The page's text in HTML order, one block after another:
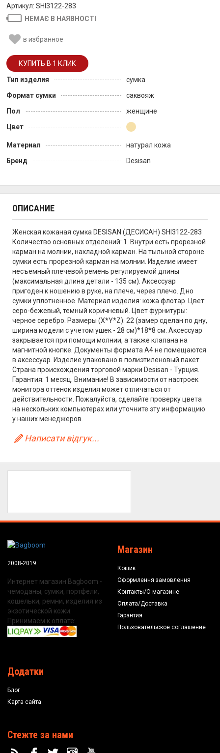
Артикул: SHI3122-283
НЕМАЄ В НАЯВНОСТІ
в избранное
Тип изделия
сумка
Формат сумки
саквояж
Пол
женщине
Цвет
Материал
натурал кожа
Бренд
Desisan
ОПИСАНИЕ
Женская кожаная сумка DESISAN (ДЕСИСАН) SHI3122-283
Количество основных отделений: 1. Внутри есть прорезной
карман на молнии, накладной карман. На тыльной стороне
сумки есть прорезной карман на молнии. Изделие имеет
несъемный плечевой ремень регулируемой длины
(максимальная длина детали - 135 см). Аксессуар
пригоден к ношению в руке, на плече, через плечо. Дно
сумки уплотненное. Материал изделия: кожа флотар. Цвет:
серо-бежевый, темный коричневый. Цвет фурнитуры:
черное серебро. Размеры (X*Y*Z): 22 (замер сделан по дну,
ширина модели с учетом ушек - 28 см)*18*8 см. Аксессуар
закрывается при помощи молнии, а также клапана на
магнитной кнопке. Документы формата А4 не помещаются
в аксессуар. Изделие упаковано в полиэтиленовый пакет.
Страна происхождения торговой марки Desisan - Турция.
Гарантия: 1 месяц. Внимание! В зависимости от настроек
монитора оттенок изделия может отличаться от
действительности. Пожалуйста, сделайте проверку цвета
на нескольких компьютерах или уточните эту информацию
у наших менеджеров.
Написати відгук...
2008-2019
Интернет магазин Bagboom -
чемоданы, сумки, портфели,
кошельки, ремни, изделия из
экзотической кожи.
Принимаем к оплате:
Магазин
Кошик
Оформлення замовлення
Контакты/О магазине
Оплата/Доставка
Гарантия
Пользовательское соглашение
Додатки
Блог
Карта сайта
Стежте за нами